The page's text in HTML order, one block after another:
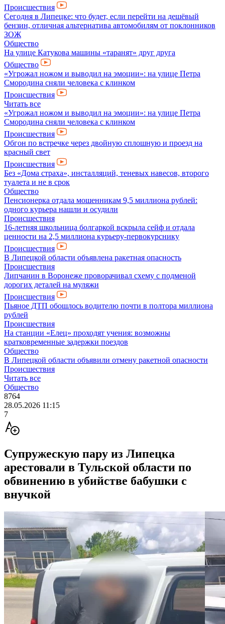
Происшествия
Сегодня в Липецке: что будет, если перейти на дешёвый
бензин, отличная альтернатива автомобилям от поклонников
ЗОЖ
Общество
На улице Катукова машины «таранят» друг друга
Общество
«Угрожал ножом и выводил на эмоции»: на улице Петра
Смородина сняли человека с клинком
Происшествия
Читать все
«Угрожал ножом и выводил на эмоции»: на улице Петра
Смородина сняли человека с клинком
Происшествия
Обгон по встречке через двойную сплошную и проезд на
красный свет
Происшествия
Без «Дома страха», инсталляций, теневых навесов, второго
туалета и не в срок
Общество
Пенсионерка отдала мошенникам 9,5 миллиона рублей:
одного курьера нашли и осудили
Происшествия
16-летняя школьница болгаркой вскрыла сейф и отдала
ценности на 2,5 миллиона курьеру-первокурснику
Происшествия
В Липецкой области объявлена ракетная опасность
Происшествия
Липчанин в Воронеже проворачивал схему с подменой
дорогих деталей на муляжи
Происшествия
Пьяное ДТП обошлось водителю почти в полтора миллиона
рублей
Происшествия
На станции «Елец» проходят учения: возможны
кратковременные задержки поездов
Общество
В Липецкой области объявили отмену ракетной опасности
Происшествия
Читать все
Общество
8764
28.05.2026 11:15
7
Супружескую пару из Липецка
арестовали в Тульской области по
обвинению в убийстве бабушки с
внучкой